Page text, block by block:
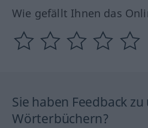
Wie gefällt Ihnen das
Sie haben Feedback
Wörterbüchern?